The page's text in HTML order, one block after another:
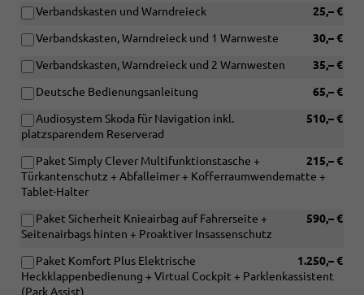
25,– €
Verbandskasten und Warndreieck
30,– €
Verbandskasten, Warndreieck und 1 Warnweste
35,– €
Verbandskasten, Warndreieck und 2 Warnwesten
65,– €
Deutsche Bedienungsanleitung
510,– €
Audiosystem Skoda für Navigation inkl.
platzsparendem Reserverad
215,– €
Paket Simply Clever Multifunktionstasche +
Türkantenschutz + Abfalleimer + Kofferraumwendematte +
Tablet-Halter
590,– €
Paket Sicherheit Knieairbag auf Fahrerseite +
Seitenairbags hinten + Proaktiver Insassenschutz
1.250,– €
Paket Komfort Plus Elektrische
Heckklappenbedienung + Virtual Cockpit + Parklenkassistent
(Park Assist)